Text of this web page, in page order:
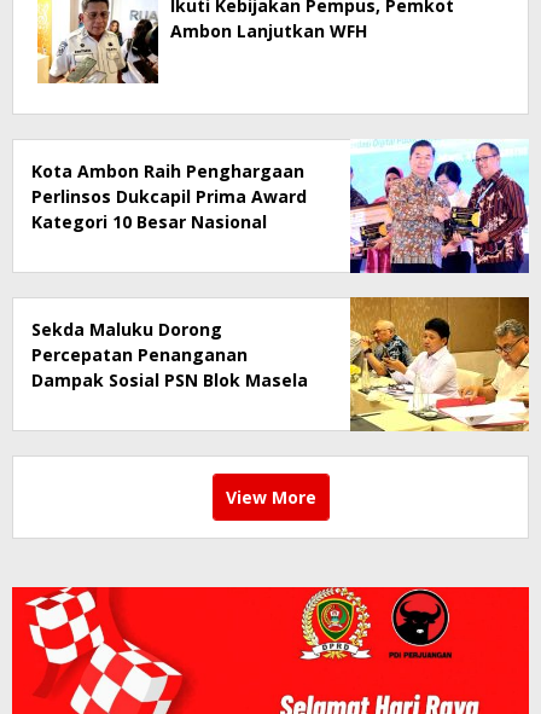
Ikuti Kebijakan Pempus, Pemkot
Ambon Lanjutkan WFH
Kota Ambon Raih Penghargaan
Perlinsos Dukcapil Prima Award
Kategori 10 Besar Nasional
Sekda Maluku Dorong
Percepatan Penanganan
Dampak Sosial PSN Blok Masela
View More